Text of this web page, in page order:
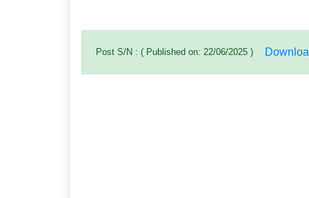
Post S/N : ( Published on: 22/06/2025 )